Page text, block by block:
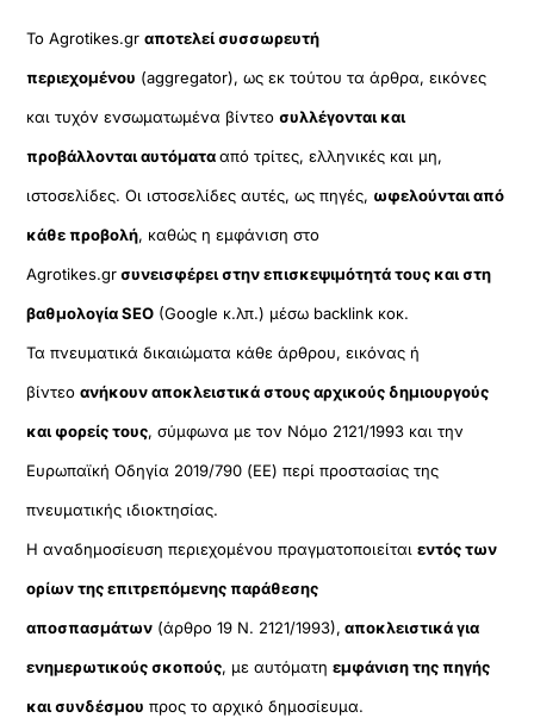
Το Agrotikes.grαποτελεί συσσωρευτή
περιεχομένου (aggregator), ως εκ τούτου τα άρθρα, εικόνες
και τυχόν ενσωματωμένα βίντεοσυλλέγονται και
προβάλλονται αυτόματααπό τρίτες, ελληνικές και μη,
ιστοσελίδες. Οι ιστοσελίδες αυτές, ως πηγές, ωφελούνται από
κάθε προβολή, καθώς η εμφάνιση στο
Agrotikes.grσυνεισφέρει στην επισκεψιμότητά τους και στη
βαθμολογία SEO (Google κ.λπ.) μέσω backlink κοκ.
Τα πνευματικά δικαιώματα κάθε άρθρου, εικόνας ή
βίντεοανήκουν αποκλειστικά στους αρχικούς δημιουργούς
και φορείς τους, σύμφωνα με τον Νόμο 2121/1993 και την
Ευρωπαϊκή Οδηγία 2019/790 (ΕΕ) περί προστασίας της
πνευματικής ιδιοκτησίας.
Η αναδημοσίευση περιεχομένου πραγματοποιείταιεντός των
ορίων της επιτρεπόμενης παράθεσης
αποσπασμάτων (άρθρο 19 Ν. 2121/1993), αποκλειστικά για
ενημερωτικούς σκοπούς, με αυτόματηεμφάνιση της πηγής
και συνδέσμου προς το αρχικό δημοσίευμα.